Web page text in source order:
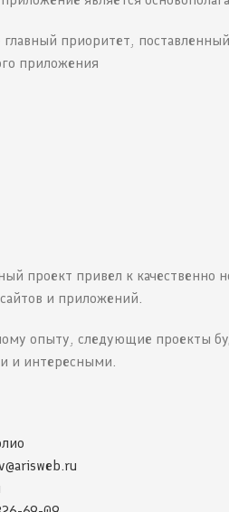
главный приоритет,
приложения
проект привел к качественно
и приложений.
опыту, следующие проекты
и интересными.